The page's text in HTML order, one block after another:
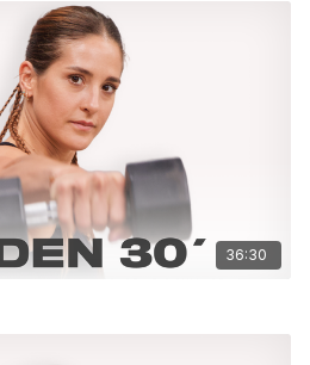
36:30